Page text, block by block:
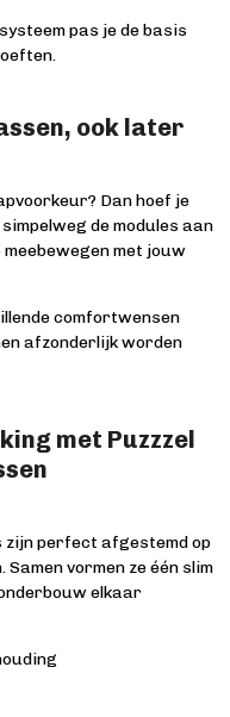
pas je de basis
ook later
Dan hoef je
de modules aan
met jouw
comfortwensen
afzonderlijk worden
met Puzzzel
zijn perfect afgestemd op
vormen ze één slim
elkaar